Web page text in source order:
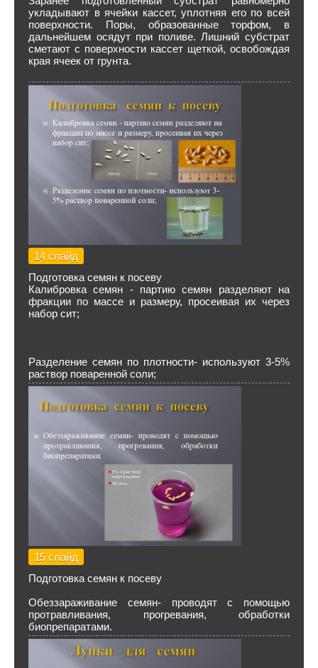
укладывают в ячейки кассет, уплотняя его по всей
поверхности. Поры, образованные торфом, в
дальнейшем осядут при поливе. Лишний субстрат
сметают с поверхности кассет щеткой, освобождая
края ячеек от грунта.
14 слайд
Подготовка семян к посеву
Калибровка семян - партию семян разделяют на
фракции по массе и размеру, просеивая их через
набор сит;
Разделение семян по плотности- используют 3-5%
раствор поваренной соли;
15 слайд
Подготовка семян к посеву
Обеззараживание семян- проводят с помощью
протравливания, прогревания, обработки
биопрепаратами.